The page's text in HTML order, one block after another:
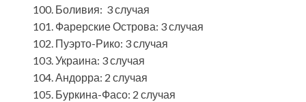
Боливия: 3 случая
Фарерские Острова: 3 случая
Пуэрто-Рико: 3 случая
Украина: 3 случая
Андорра: 2 случая
Буркина-Фасо: 2 случая